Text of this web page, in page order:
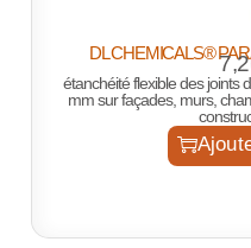
DL CHEMICALS®
étanchéité flexible des joints
mm sur façades, murs,